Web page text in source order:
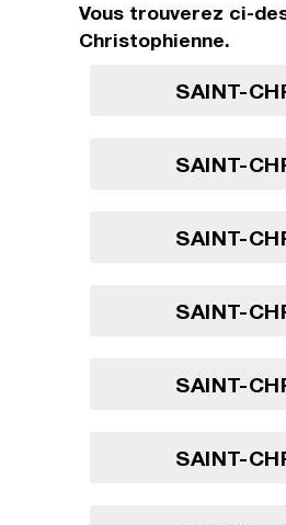
Vous trouverez ci-
Christophienne.
SAINT-
SAINT-
SAINT-
SAINT-
SAINT-
SAINT-